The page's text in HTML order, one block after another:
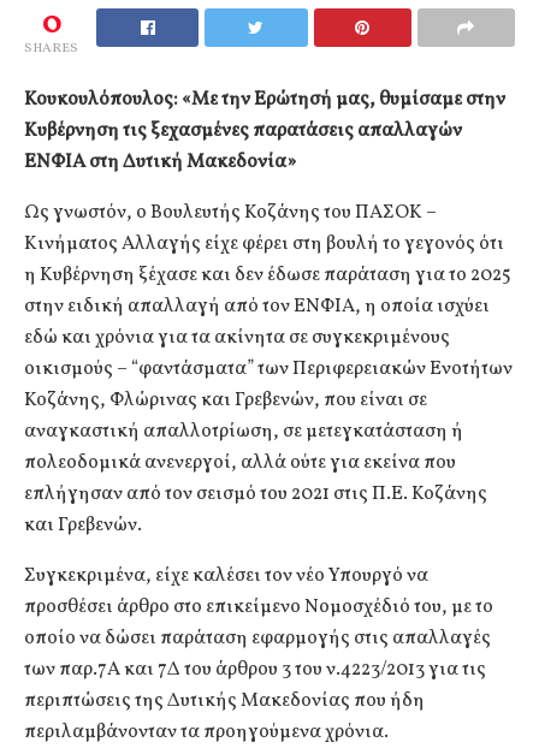
0
SHARES
Κουκουλόπουλος: «Με την Ερώτησή μας, θυμίσαμε στην
Κυβέρνηση τις ξεχασμένες παρατάσεις απαλλαγών
ΕΝΦΙΑ στη Δυτική Μακεδονία»
Ως γνωστόν, ο Βουλευτής Κοζάνης του ΠΑΣΟΚ –
Κινήματος Αλλαγής είχε φέρει στη βουλή το γεγονός ότι
η Κυβέρνηση ξέχασε και δεν έδωσε παράταση για το 2025
στην ειδική απαλλαγή από τον ΕΝΦΙΑ, η οποία ισχύει
εδώ και χρόνια για τα ακίνητα σε συγκεκριμένους
οικισμούς – “φαντάσματα” των Περιφερειακών Ενοτήτων
Κοζάνης, Φλώρινας και Γρεβενών, που είναι σε
αναγκαστική απαλλοτρίωση, σε μετεγκατάσταση ή
πολεοδομικά ανενεργοί, αλλά ούτε για εκείνα που
επλήγησαν από τον σεισμό του 2021 στις Π.Ε. Κοζάνης
και Γρεβενών.
Συγκεκριμένα, είχε καλέσει τον νέο Υπουργό να
προσθέσει άρθρο στο επικείμενο Νομοσχέδιό του, με το
οποίο να δώσει παράταση εφαρμογής στις απαλλαγές
των παρ.7Α και 7Δ του άρθρου 3 του ν.4223/2013 για τις
περιπτώσεις της Δυτικής Μακεδονίας που ήδη
περιλαμβάνονταν τα προηγούμενα χρόνια.